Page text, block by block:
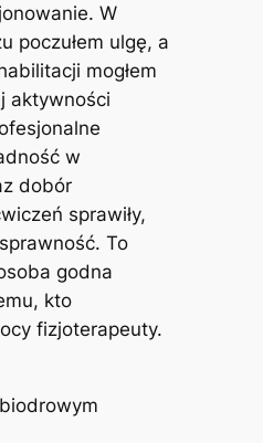
W
poczułem ulgę, a
mogłem
aktywności
w
dobór
sprawiły,
To
godna
kto
fizjoterapeuty.